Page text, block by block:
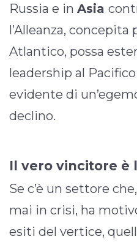
Russia e in Asia
l’Alleanza,
Atlantico, possa
leadership al
evidente di
declino.
Il vero vincitore è
Se c’è un settore
mai in crisi, ha
esiti del vertice,